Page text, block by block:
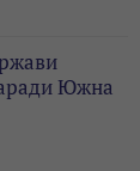
Южна